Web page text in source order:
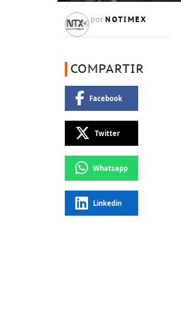
por NOTIMEX
COMPARTIR
Facebook
Twitter
Whatsapp
Linkedin